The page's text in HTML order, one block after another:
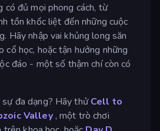
có đủ mọi phong cách, từ
tồn khốc liệt đến những cuộc
Hãy nhập vai khủng long săn
cổ học, hoặc tận hưởng những
đáo - một số thậm chí còn có
đa dạng? Hãy thửCell to
Valley, một trò chơi